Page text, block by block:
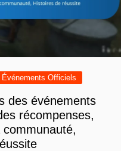
Officiels
des événements
récompenses,